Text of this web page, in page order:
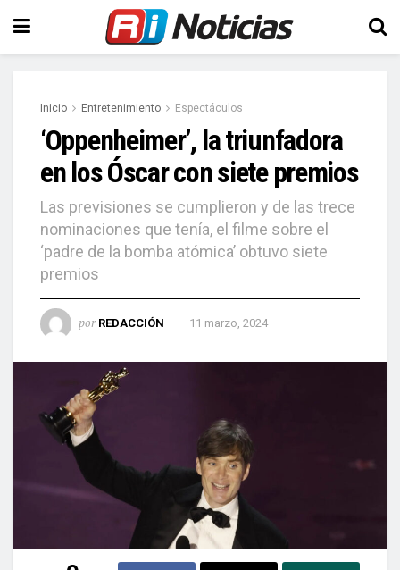
Inicio Entretenimiento Espectáculos
‘Oppenheimer’, la triunfadora
en los Óscar con siete premios
Las previsiones se cumplieron y de las trece
nominaciones que tenía, el filme sobre el
‘padre de la bomba atómica’ obtuvo siete
premios
por REDACCIÓN 11 marzo, 2024